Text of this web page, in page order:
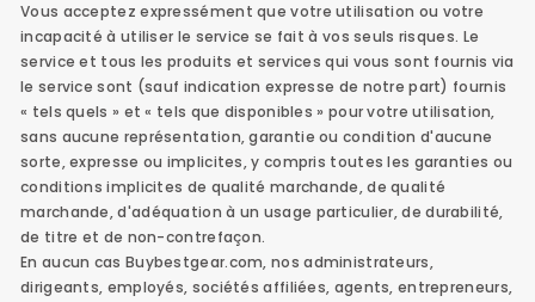
Vous acceptez expressément que votre utilisation ou votre
incapacité à utiliser le service se fait à vos seuls risques. Le
service et tous les produits et services qui vous sont fournis via
le service sont (sauf indication expresse de notre part) fournis
« tels quels » et « tels que disponibles » pour votre utilisation,
sans aucune représentation, garantie ou condition d'aucune
sorte, expresse ou implicites, y compris toutes les garanties ou
conditions implicites de qualité marchande, de qualité
marchande, d'adéquation à un usage particulier, de durabilité,
de titre et de non-contrefaçon.
En aucun cas Buybestgear.com, nos administrateurs,
dirigeants, employés, sociétés affiliées, agents, entrepreneurs,